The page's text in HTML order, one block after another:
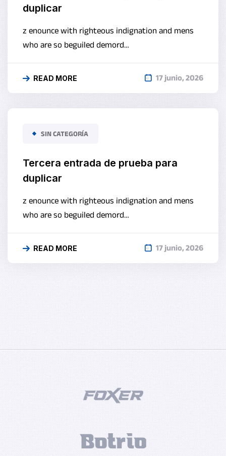
duplicar
z enounce with righteous indignation and mens
who are so beguiled demord…
READ MORE 17 junio, 2026
SIN CATEGORÍA
Tercera entrada de prueba para
duplicar
z enounce with righteous indignation and mens
who are so beguiled demord…
READ MORE 17 junio, 2026